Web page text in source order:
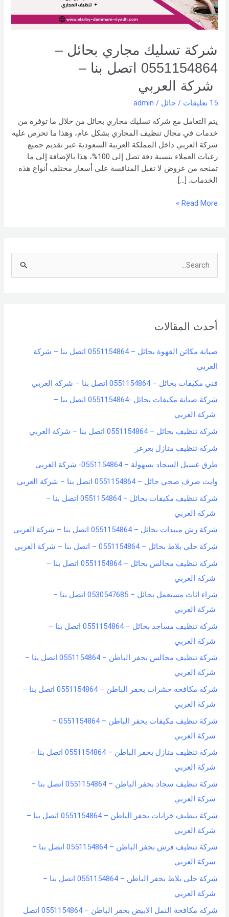
شركة تسليك مجاري بحائل –
0551154864 اتصل بنا –
شركة العربي
15 تعليقات / حائل /
admin
يتم التعامل مع شركة تسليك مجاري بحائل من خلال ما توفره من
خدمات في مجال تنظيف المجاري بشكل عام، وهذا ما تحرص عليه
شركة العربي داخل المملكة العربية السعودية عبر تقديم جميع
رغبات العملاء بنسبة دقة تصل إلى 100%، هذا بالإضافة إلى ما
تمنحه من عروض لا تقبل المنافسة على أسعار مختلف أنواع هذه
الخدمات. […]
شركة العربي
Read More »
c
f
o
r
:
أحدث المقالات
صيانة مكائن القهوة بحائل – 0551154864 اتصل بنا – شركة
العربي
فني مكيفات بحائل – 0551154864 اتصل بنا – شركة العربي
شركة صيانة مكيفات بحائل -0551154864 اتصل بنا –
شركة العربي
شركة تنظيف بحائل – 0551154864 اتصل بنا – شركة العربي
شركة تنظيف منازل بعرعر
طرق غسيل السجاد بسهولة – 0551154864- شركة العربي
وايت صرف صحي حائل – 0551154864 اتصل بنا – شركة العربي
شركة تنظيف مكيفات بحائل – 0551154864 اتصل بنا –
شركة العربي
شركة رش مبيدات بحائل – 0551154864 اتصل بنا – شركة العربي
شركة جلي بلاط بحائل – 0551154864 – اتصل بنا – شركة العربي
شركة تنظيف مجالس بحائل – 0551154864 اتصل بنا –
شركة العربي
شراء اثاث مستعمل بحائل – 0530547685 اتصل بنا –
شركة العربي
شركة تنظيف مساجد بحائل – 0551154864 اتصل بنا –
شركة العربي
شركة تنظيف مجالس بحفر الباطن – 0551154864 اتصل بنا –
شركة العربي
شركة مكافحة حشرات بحفر الباطن – 0551154864 اتصل بنا –
شركة العربي
شركة تنظيف مكيفات بحفر الباطن – 0551154864 –
شركة العربي
شركة تنظيف منازل بحفر الباطن – 0551154864 اتصل بنا –
شركة العربي
شركة تنظيف سجاد بحفر الباطن – 0551154864 اتصل بنا –
شركة العربي
شركة تنظيف خزانات بحفر الباطن – 0551154864 اتصل بنا –
شركة العربي
شركة تنظيف فرش بحفر الباطن – 0551154864 اتصل بنا –
شركة العربي
شركة جلي بلاط بحفر الباطن – 0551154864 اتصل بنا –
شركة العربي
شركة مكافحة النمل الابيض بحفر الباطن – 0551154864 اتصل